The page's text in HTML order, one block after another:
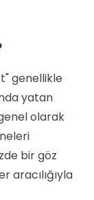
genellikle
yatan
olarak
bir göz
aracılığıyla